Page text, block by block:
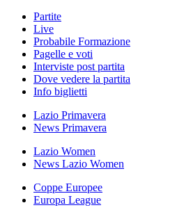
Partite
Live
Probabile Formazione
Pagelle e voti
Interviste post partita
Dove vedere la partita
Info biglietti
Lazio Primavera
News Primavera
Lazio Women
News Lazio Women
Coppe Europee
Europa League